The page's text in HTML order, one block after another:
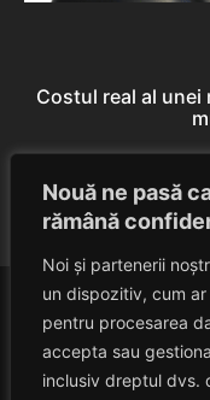
Nouă ne pasă
rămână
Noi și partenerii
un dispozitiv, cum
pentru procesarea
accepta sau
inclusiv dreptul dvs.
Costul real al
Rares